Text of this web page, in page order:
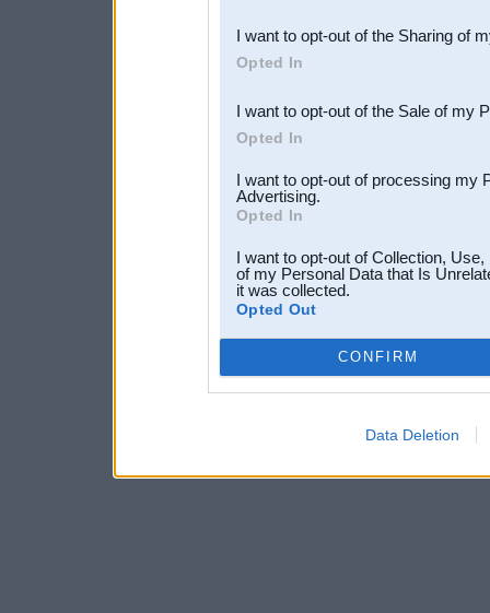
Downstream Participants
third parties.
I want to opt-out of the Sharing of
Opted In
I want to opt-out of the Sale of my
Opted In
I want to opt-out of processing my
Advertising.
Opted In
I want to opt-out of Collection,
of my Personal Data that Is
it was collected.
Opted Out
CONFIRM
Data Deletion